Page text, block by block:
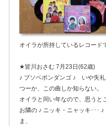
オイラが所持しているレコー
★皆川おさむ 7月23日(62歳)
♪ ブソベボンダンゴ ♪ いや失
つーか、この曲しか知らない。
オイラと同い年なので、思うと
お隣の ♪ ニッキ・ニャッキ･･･
ま、